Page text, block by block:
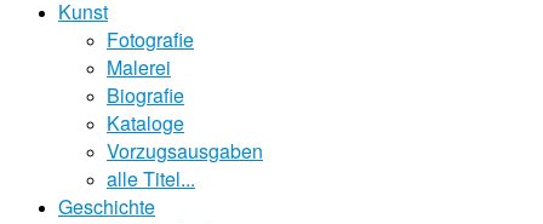
Kunst
Fotografie
Malerei
Biografie
Kataloge
Vorzugsausgaben
alle Titel...
Geschichte